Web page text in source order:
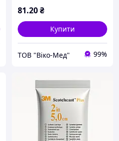
81.20₴
Купити
ТОВ "Віко-Мед" 99%